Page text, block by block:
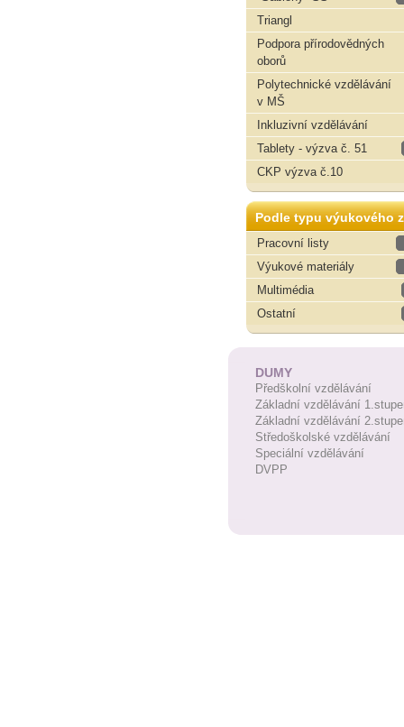
Triangl
Podpora přírodovědných
oborů
Polytechnické vzdělávání
v MŠ
Inkluzivní vzdělávání
Tablety - výzva č. 51
CKP výzva č.10
Podle typu výukového
Pracovní listy
Výukové materiály
Multimédia
Ostatní
DUMY
Předškolní vzdělávání
Základní vzdělávání
Základní vzdělávání
Středoškolské vzdělávání
Speciální vzdělávání
DVPP